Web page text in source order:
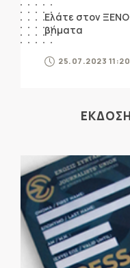
Ελάτε στον
βήματα
25.07.2023 11:20